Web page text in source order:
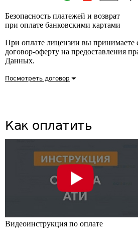
Безопасность платежей и возврат
при оплате банковскими картами
При оплате лицензии вы принимаете
договор-оферту на предоставления
Данных.
Посмотреть договор
Как оплатить
Видеоинструкция по оплате